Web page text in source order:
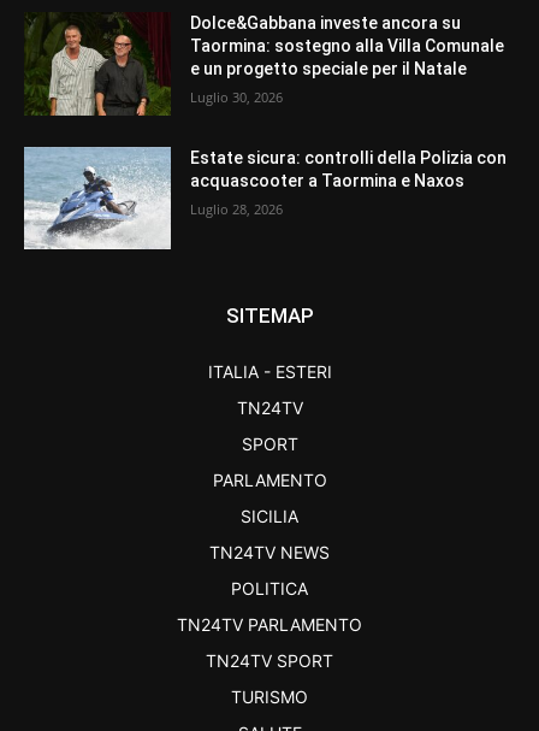
Dolce&Gabbana investe ancora su
Taormina: sostegno alla Villa Comunale
e un progetto speciale per il Natale
Luglio 30, 2026
Estate sicura: controlli della Polizia con
acquascooter a Taormina e Naxos
Luglio 28, 2026
SITEMAP
ITALIA - ESTERI
TN24TV
SPORT
PARLAMENTO
SICILIA
TN24TV NEWS
POLITICA
TN24TV PARLAMENTO
TN24TV SPORT
TURISMO